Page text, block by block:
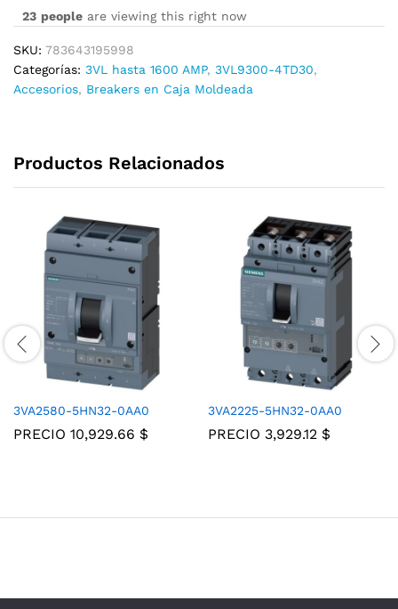
23 people are viewing this right now
SKU: 783643195998
Categorías: 3VL hasta 1600 AMP, 3VL9300-4TD30,
Accesorios, Breakers en Caja Moldeada
Productos Relacionados
3VA2580-5HN32-0AA0
PRECIO 10,929.66 $
3VA2225-5HN32-0AA0
PRECIO 3,929.12 $